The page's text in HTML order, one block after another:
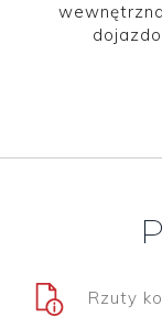
Rzuty